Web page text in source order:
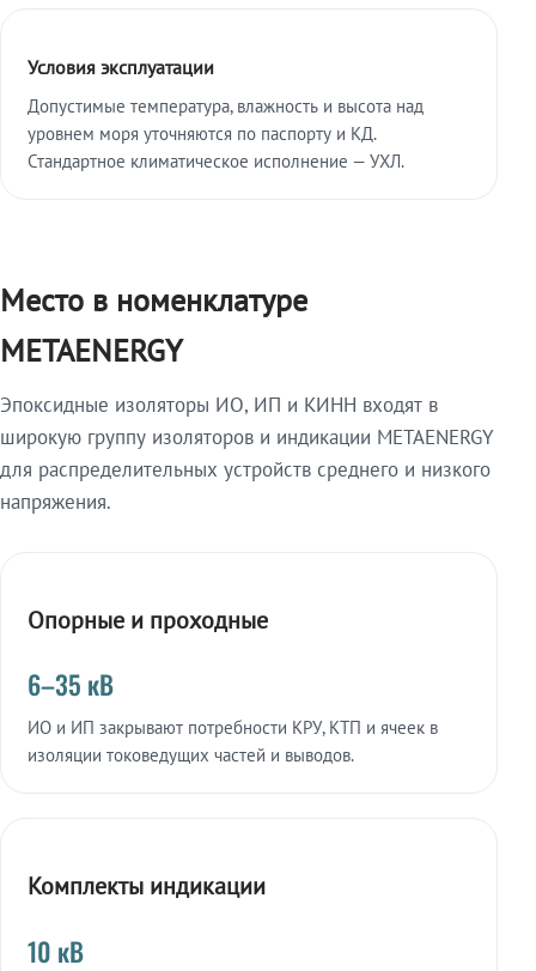
Условия эксплуатации
Допустимые температура, влажность и высота над
уровнем моря уточняются по паспорту и КД.
Стандартное климатическое исполнение — УХЛ.
Место в номенклатуре
METAENERGY
Эпоксидные изоляторы ИО, ИП и КИНН входят в
широкую группу изоляторов и индикации METAENERGY
для распределительных устройств среднего и низкого
напряжения.
Опорные и проходные
6–35 кВ
ИО и ИП закрывают потребности КРУ, КТП и ячеек в
изоляции токоведущих частей и выводов.
Комплекты индикации
10 кВ